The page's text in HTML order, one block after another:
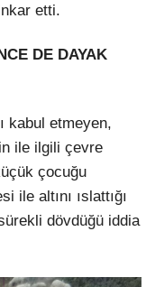
etti.
DE DAYAK
kabul etmeyen,
ile ilgili çevre
çocuğu
ile altını ıslattığı
dövdüğü iddia